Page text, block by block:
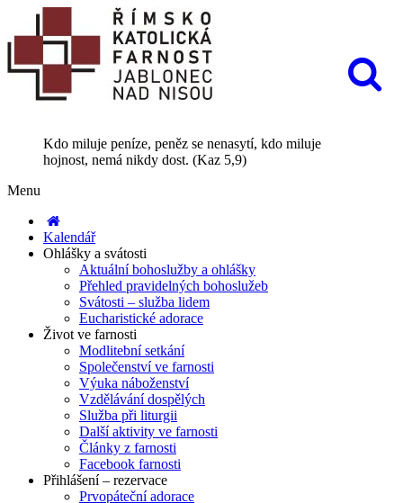
Kdo miluje peníze, peněz se nenasytí, kdo miluje
hojnost, nemá nikdy dost. (Kaz 5,9)
Menu
Kalendář
Ohlášky a svátosti
Aktuální bohoslužby a ohlášky
Přehled pravidelných bohoslužeb
Svátosti – služba lidem
Eucharistické adorace
Život ve farnosti
Modlitební setkání
Společenství ve farnosti
Výuka náboženství
Vzdělávání dospělých
Služba při liturgii
Další aktivity ve farnosti
Články z farnosti
Facebook farnosti
Přihlášení – rezervace
Prvopáteční adorace